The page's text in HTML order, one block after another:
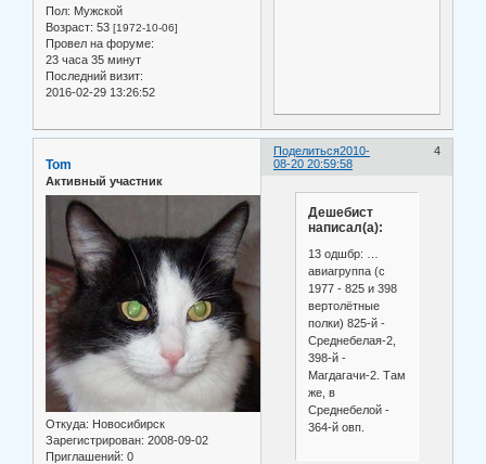
Пол: Мужской
Возраст: 53 [1972-10-06]
Провел на форуме:
23 часа 35 минут
Последний визит:
2016-02-29 13:26:52
Поделиться 4
2010-
08-20 20:59:58
Tom
Активный участник
Откуда: Новосибирск
Зарегистрирован: 2008-09-02
Приглашений: 0
Дешебист
написал(а):
13 одшбр: …
авиагруппа (с
1977 - 825 и 398
вертолётные
полки) 825-й -
Среднебелая-2,
398-й -
Магдагачи-2. Там
же, в
Среднебелой -
364-й овп.